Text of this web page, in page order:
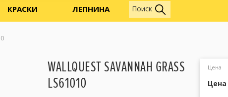
КРАСКИ ЛЕПНИНА Обои
Поиск
WALLQUEST SAVANNAH GRASS
LS61010
Цена
Цена